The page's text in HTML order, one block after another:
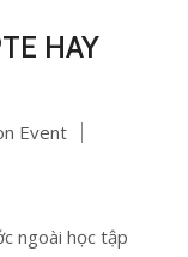
HAY
Event
ngoài học tập